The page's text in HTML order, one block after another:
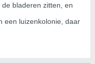
bladeren zitten, en
een luizenkolonie, daar